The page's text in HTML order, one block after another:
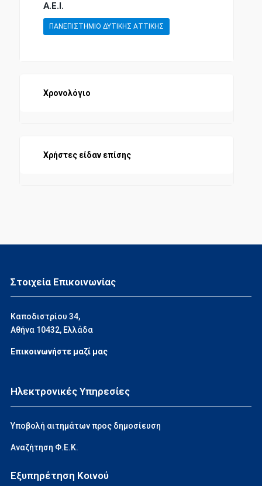
Α.Ε.Ι.
ΠΑΝΕΠΙΣΤΗΜΙΟ ΔΥΤΙΚΗΣ ΑΤΤΙΚΗΣ
Χρονολόγιο
Χρήστες είδαν επίσης
Στοιχεία Επικοινωνίας
Καποδιστρίου 34,
Αθήνα 10432, Ελλάδα
Επικοινωνήστε μαζί μας
Ηλεκτρονικές Υπηρεσίες
Υποβολή αιτημάτων προς δημοσίευση
Αναζήτηση Φ.Ε.Κ.
Εξυπηρέτηση Κοινού